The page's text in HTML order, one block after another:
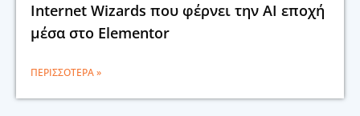
Internet Wizards που φέρνει την AI εποχή
μέσα στο Elementor
ΠΕΡΙΣΣΌΤΕΡΑ »